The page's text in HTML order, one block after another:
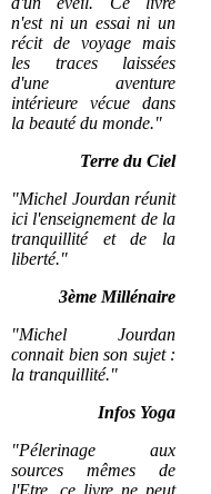
n'est ni un essai ni un
récit de voyage mais
les traces laissées
d'une aventure
intérieure vécue dans
la beauté du monde."
Terre du Ciel
"Michel Jourdan réunit
ici l'enseignement de la
tranquillité et de la
liberté."
3ème Millénaire
"Michel Jourdan
connait bien son sujet :
la tranquillité."
Infos Yoga
"Pélerinage aux
sources mêmes de
l'Etre, ce livre ne peut